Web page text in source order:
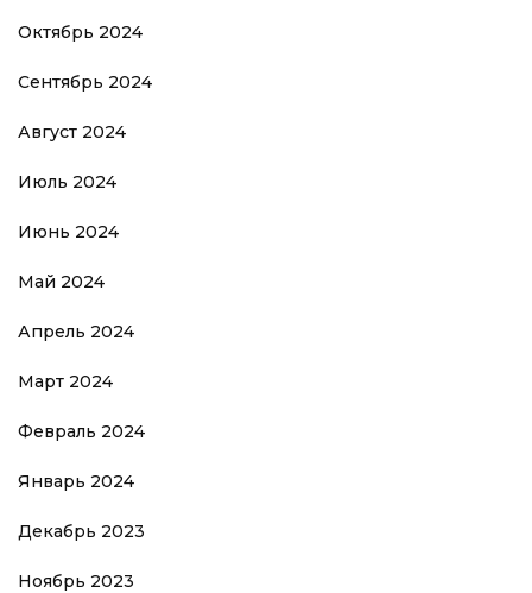
Октябрь 2024
Сентябрь 2024
Август 2024
Июль 2024
Июнь 2024
Май 2024
Апрель 2024
Март 2024
Февраль 2024
Январь 2024
Декабрь 2023
Ноябрь 2023